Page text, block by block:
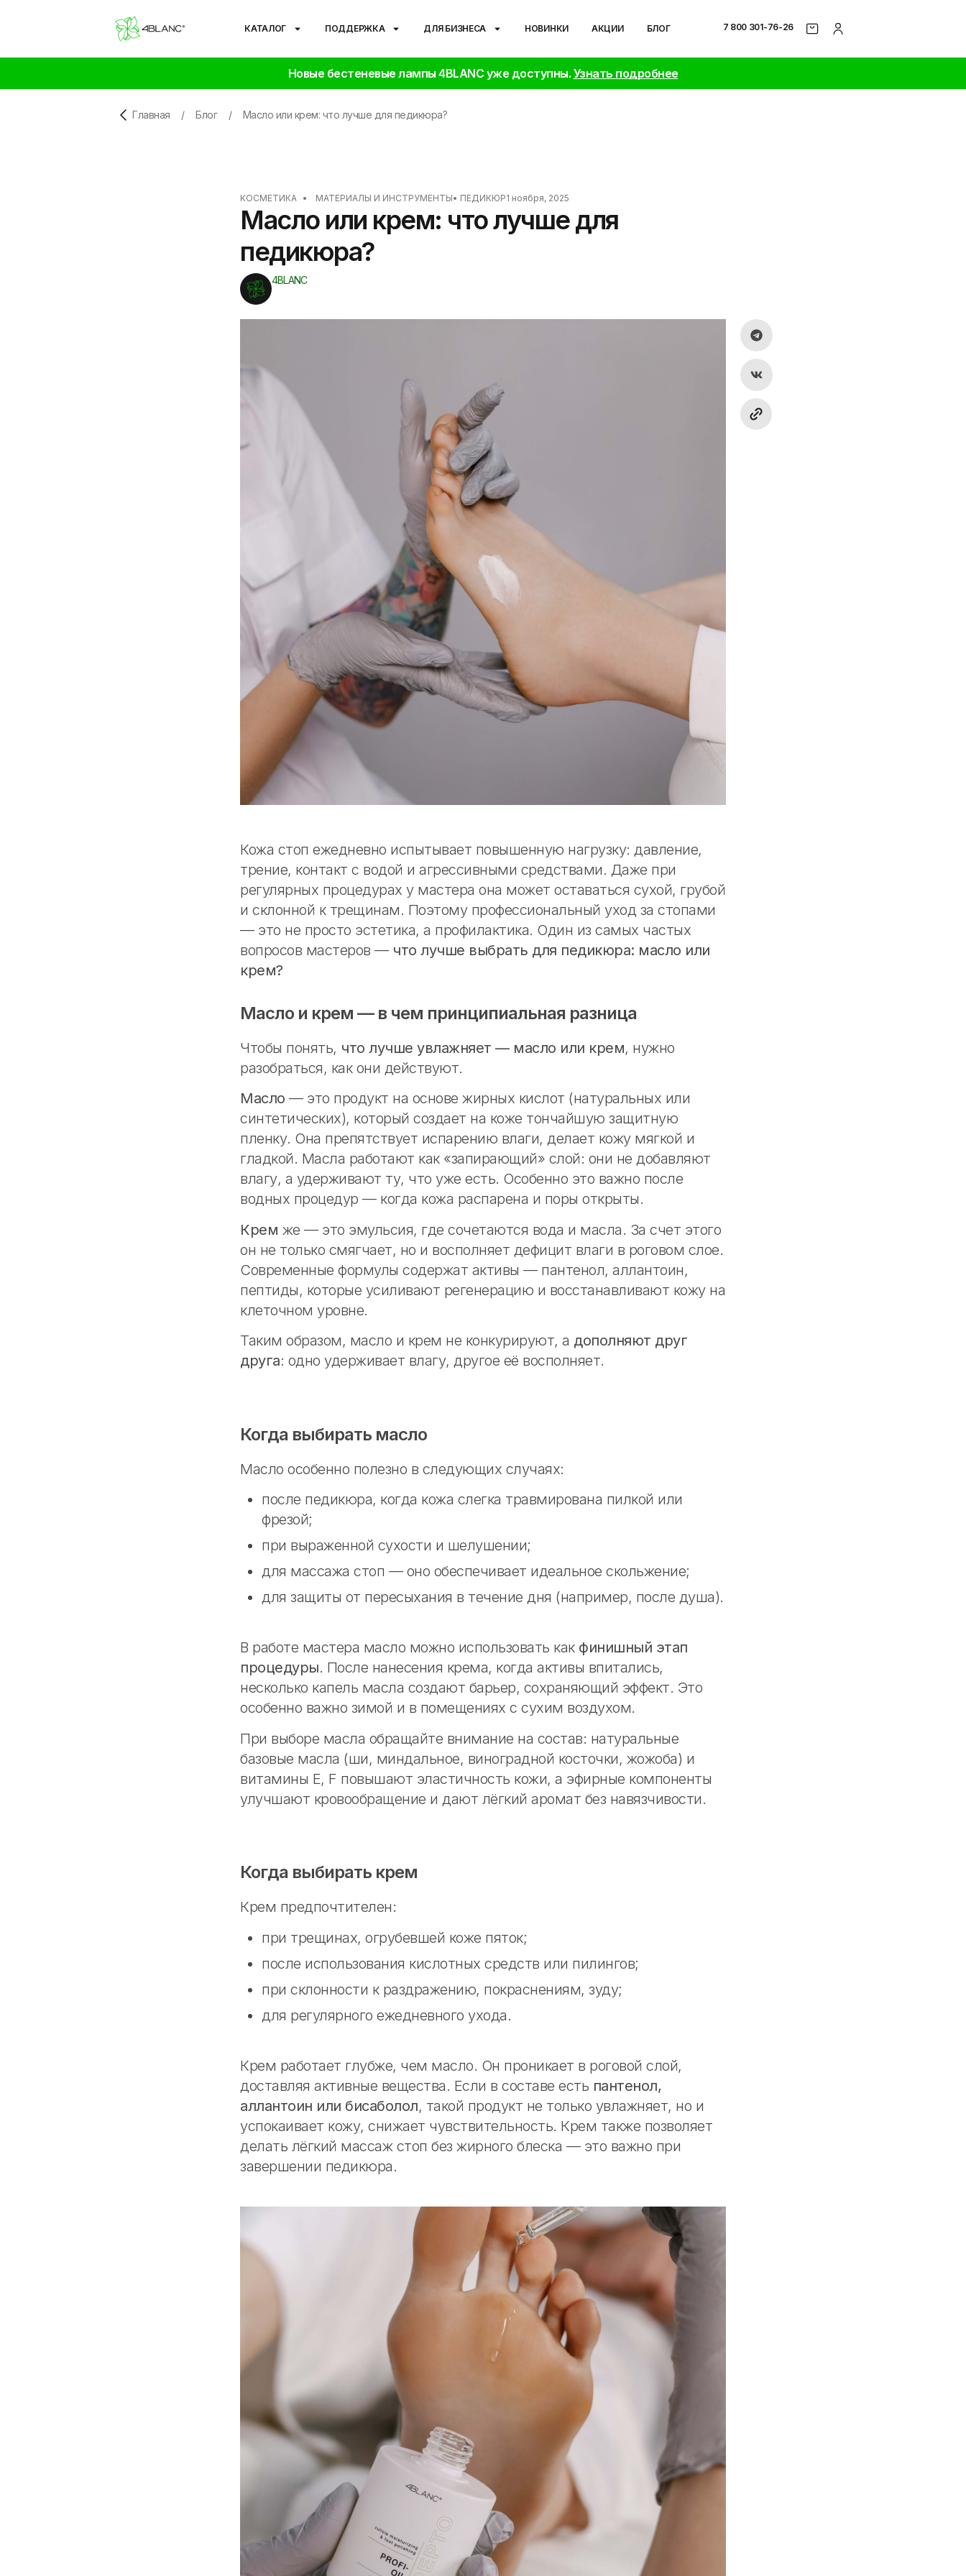
КАТАЛОГ ПОДДЕРЖКА ДЛЯ БИЗНЕСА НОВИНКИ АКЦИИ БЛОГ 7 800 301-76-26
Новые бестеневые лампы 4BLANC уже доступны. Узнать подробнее
Главная / Блог / Масло или крем: что лучше для педикюра?
КОСМЕТИКА • МАТЕРИАЛЫ И ИНСТРУМЕНТЫ• ПЕДИКЮР1 ноября, 2025
Масло или крем: что лучше для
педикюра?
4BLANC
Кожа стоп ежедневно испытывает повышенную нагрузку: давление,
трение, контакт с водой и агрессивными средствами. Даже при
регулярных процедурах у мастера она может оставаться сухой, грубой
и склонной к трещинам. Поэтому профессиональный уход за стопами
— это не просто эстетика, а профилактика. Один из самых частых
вопросов мастеров — что лучше выбрать для педикюра: масло или
крем?
Масло и крем — в чем принципиальная разница
Чтобы понять, что лучше увлажняет — масло или крем, нужно
разобраться, как они действуют.
Масло — это продукт на основе жирных кислот (натуральных или
синтетических), который создает на коже тончайшую защитную
пленку. Она препятствует испарению влаги, делает кожу мягкой и
гладкой. Масла работают как «запирающий» слой: они не добавляют
влагу, а удерживают ту, что уже есть. Особенно это важно после
водных процедур — когда кожа распарена и поры открыты.
Крем же — это эмульсия, где сочетаются вода и масла. За счет этого
он не только смягчает, но и восполняет дефицит влаги в роговом слое.
Современные формулы содержат активы — пантенол, аллантоин,
пептиды, которые усиливают регенерацию и восстанавливают кожу на
клеточном уровне.
Таким образом, масло и крем не конкурируют, а дополняют друг
друга: одно удерживает влагу, другое её восполняет.
Когда выбирать масло
Масло особенно полезно в следующих случаях:
после педикюра, когда кожа слегка травмирована пилкой или
фрезой;
при выраженной сухости и шелушении;
для массажа стоп — оно обеспечивает идеальное скольжение;
для защиты от пересыхания в течение дня (например, после душа).
В работе мастера масло можно использовать как финишный этап
процедуры. После нанесения крема, когда активы впитались,
несколько капель масла создают барьер, сохраняющий эффект. Это
особенно важно зимой и в помещениях с сухим воздухом.
При выборе масла обращайте внимание на состав: натуральные
базовые масла (ши, миндальное, виноградной косточки, жожоба) и
витамины Е, F повышают эластичность кожи, а эфирные компоненты
улучшают кровообращение и дают лёгкий аромат без навязчивости.
Когда выбирать крем
Крем предпочтителен:
при трещинах, огрубевшей коже пяток;
после использования кислотных средств или пилингов;
при склонности к раздражению, покраснениям, зуду;
для регулярного ежедневного ухода.
Крем работает глубже, чем масло. Он проникает в роговой слой,
доставляя активные вещества. Если в составе есть пантенол,
аллантоин или бисаболол, такой продукт не только увлажняет, но и
успокаивает кожу, снижает чувствительность. Крем также позволяет
делать лёгкий массаж стоп без жирного блеска — это важно при
завершении педикюра.